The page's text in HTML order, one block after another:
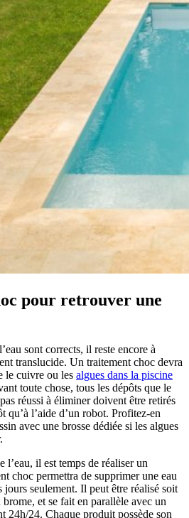
pour retrouver une
sont corrects, il reste encore à
translucide. Un traitement choc devra
le cuivre ou les algues dans la piscine
toute chose, tous les dépôts que le
réussi à éliminer doivent être retirés
qu’à l’aide d’un robot. Profitez-en
avec une brosse dédiée si les algues
l’eau, il est temps de réaliser un
choc permettra de supprimer une eau
jours seulement. Il peut être réalisé soit
et se fait en parallèle avec un
24h/24. Chaque produit possède son